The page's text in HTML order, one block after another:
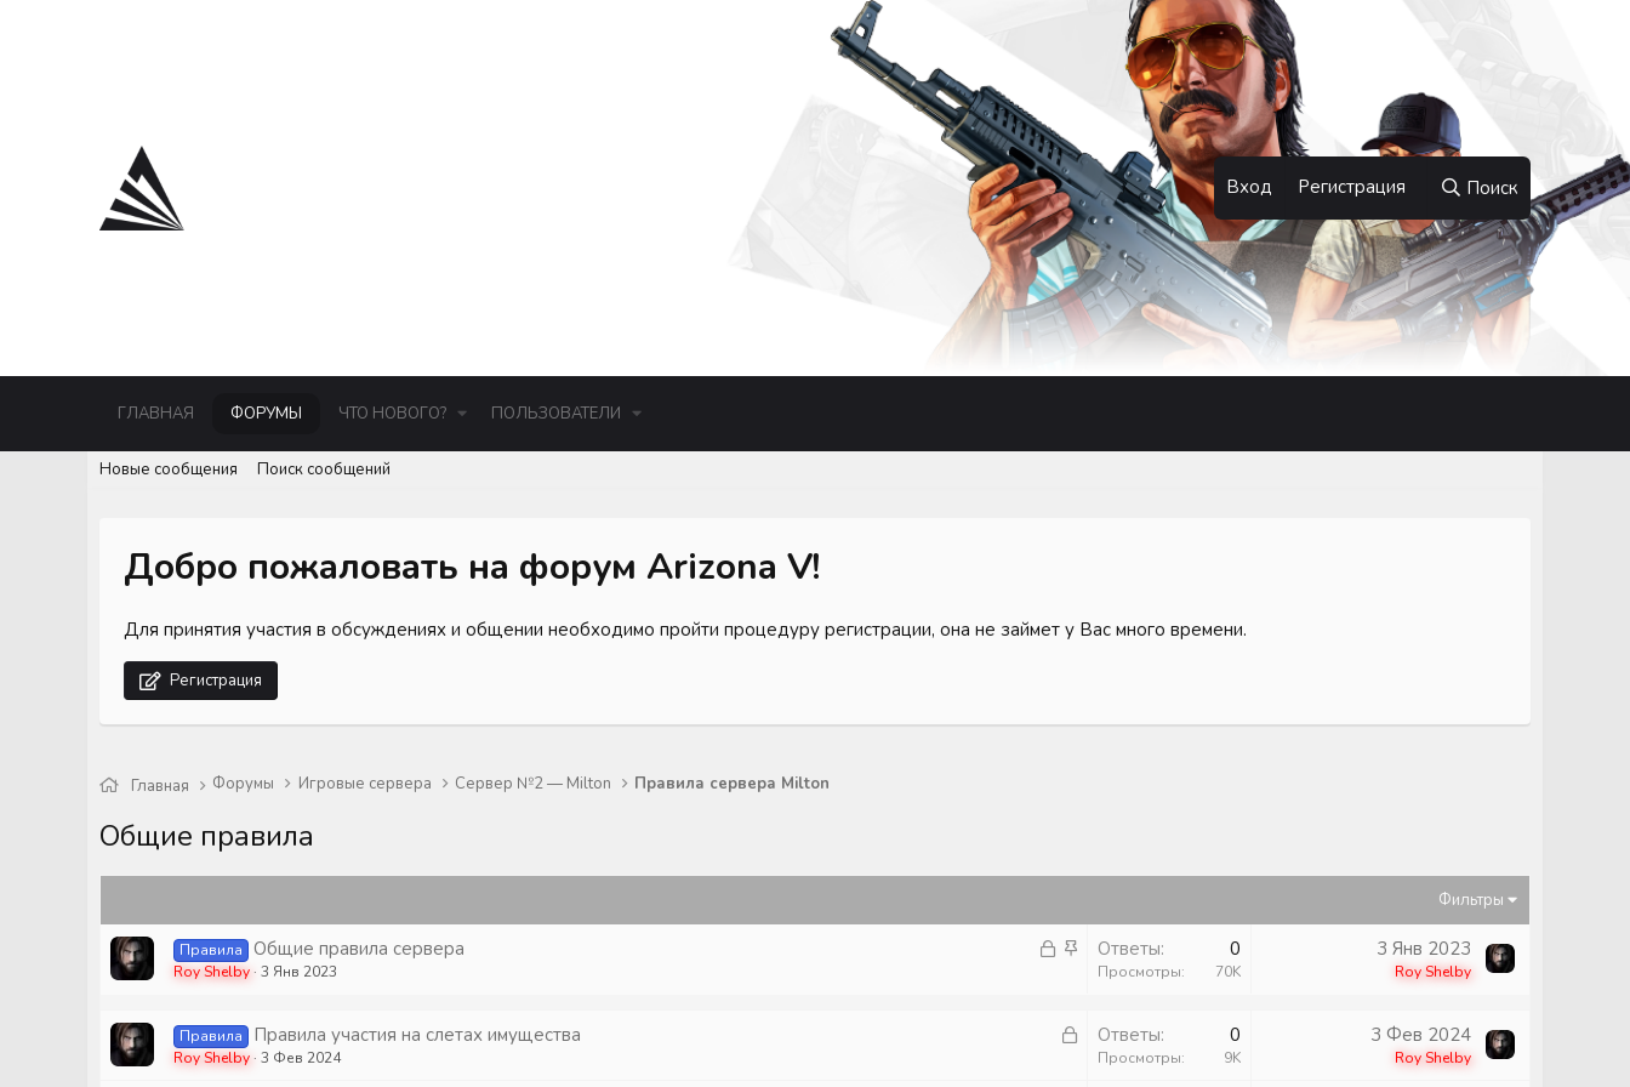
Вход Регистрация Поиск
ГЛАВНАЯ ФОРУМЫ ЧТО НОВОГО? ПОЛЬЗОВАТЕЛИ
Новые сообщения Поиск сообщений
Добро пожаловать на форум Arizona V!
Для принятия участия в обсуждениях и общении необходимо пройти процедуру регистрации, она не займет у Вас много времени.
Регистрация
Главная Форумы Игровые сервера Сервер №2 — Milton Правила сервера Milton
Общие правила
Фильтры
З
ы
З
е
Правила Общие правила сервера
Roy Shelby 3 Янв 2023
Ответы 0
Просмотры 70K
3 Янв 2023
Roy Shelby
З
Правила Правила участия на слетах имущества
Roy Shelby 3 Фев 2024
Ответы 0
Просмотры 9K
3 Фев 2024
Roy Shelby